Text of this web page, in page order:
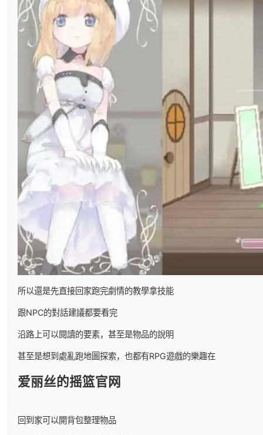
所以還是先直接回家跑完劇情的教學拿技能
跟NPC的對話建議都要看完
沿路上可以閱讀的要素，甚至是物品的說明
甚至是想到處亂跑地圖探索，也都有RPG遊戲的樂趣在
爱丽丝的摇篮官网
回到家可以開背包整理物品